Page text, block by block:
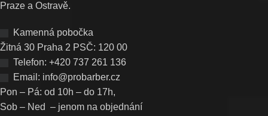
Praze a Ostravě.
Kamenná pobočka
Žitná 30 Praha 2 PSČ: 120 00
Telefon: +420 737 261 136
Email: info@probarber.cz
Pon – Pá: od 10h – do 17h,
Sob – Ned – jenom na objednání